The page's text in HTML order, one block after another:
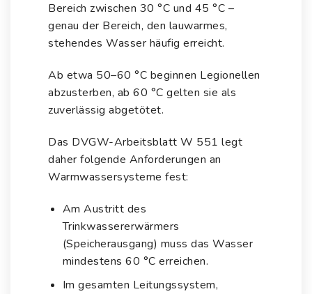
Bereich zwischen 30 °C und 45 °C –
genau der Bereich, den lauwarmes,
stehendes Wasser häufig erreicht.
Ab etwa 50–60 °C beginnen Legionellen
abzusterben, ab 60 °C gelten sie als
zuverlässig abgetötet.
Das DVGW-Arbeitsblatt W 551 legt
daher folgende Anforderungen an
Warmwassersysteme fest:
Am Austritt des
Trinkwassererwärmers
(Speicherausgang) muss das Wasser
mindestens 60 °C erreichen.
Im gesamten Leitungssystem,